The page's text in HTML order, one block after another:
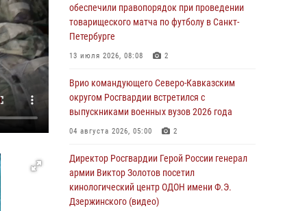
06 августа 2026, 14:47 10 1
В Брянске сотрудники и военнослужащие
Росгвардии почтили память Героя России
06 августа 2026, 14:36 2
В кинологическом центре Уральского округа
Росгвардии почтили память товарищей,
06 августа 2026, 13:29 5
В Центральном округе Росгвардии прошли
мероприятия к 108‑летию генерала армии
обеспечили правопорядок при проведении
товарищеского матча по футболу в Санкт-
Петербурге
13 июля 2026, 08:08 2
Врио командующего Северо-Кавказским
округом Росгвардии встретился с
выпускниками военных вузов 2026 года
04 августа 2026, 05:00 2
Директор Росгвардии Герой России генерал
армии Виктор Золотов посетил
кинологический центр ОДОН имени Ф.Э.
Дзержинского (видео)